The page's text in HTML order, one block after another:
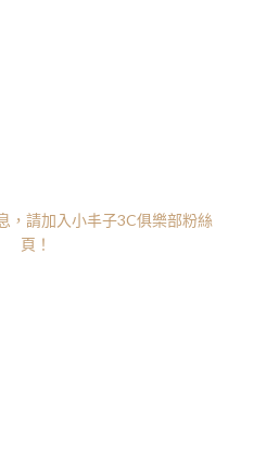
，請加入小丰子3C俱樂部粉絲
頁！